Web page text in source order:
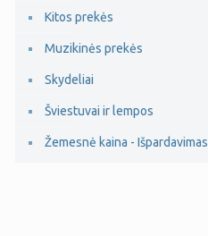
Kitos prekės
Muzikinės prekės
Skydeliai
Šviestuvai ir lempos
Žemesnė kaina - Išpardavimas